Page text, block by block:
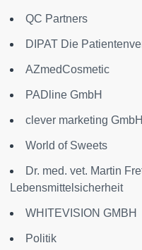
QC Partners
DIPAT Die
AZmedCosmetic
PADline GmbH
clever marketing GmbH
World of Sweets
Dr. med. vet. Martin
Lebensmittelsicherheit
WHITEVISION GMBH
Politik